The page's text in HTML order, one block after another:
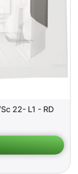
22- L1 - RD